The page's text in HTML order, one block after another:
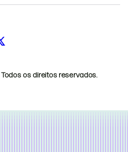
Todos os direitos reservados.